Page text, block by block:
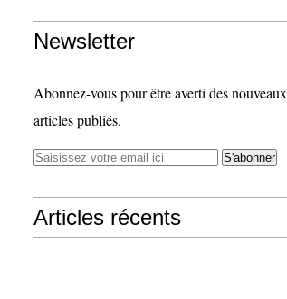
Newsletter
Abonnez-vous pour être averti des nouveaux
articles publiés.
Articles récents